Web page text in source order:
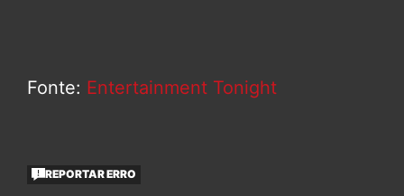
Fonte: Entertainment Tonight
REPORTAR ERRO